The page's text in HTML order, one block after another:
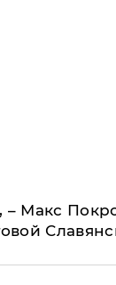
– Макс